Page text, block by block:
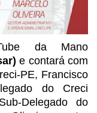
daMano
e contará com
PE, Francisco
do Creci
Delegadodo